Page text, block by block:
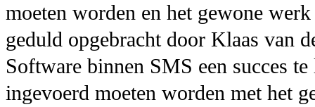
moeten worden en het gewone
geduld opgebracht door Klaas van
Software binnen SMS een succes
ingevoerd moeten worden met het